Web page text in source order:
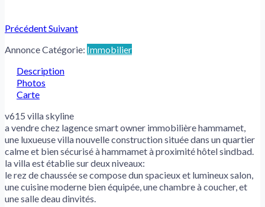
PrécédentSuivant
Annonce Catégorie: Immobilier
Description
Photos
Carte
v615 villa skyline
a vendre chez lagence smart owner immobilière hammamet,
une luxueuse villa nouvelle construction située dans un quartier
calme et bien sécurisé à hammamet à proximité hôtel sindbad.
la villa est établie sur deux niveaux:
le rez de chaussée se compose dun spacieux et lumineux salon,
une cuisine moderne bien équipée, une chambre à coucher, et
une salle deau dinvités.